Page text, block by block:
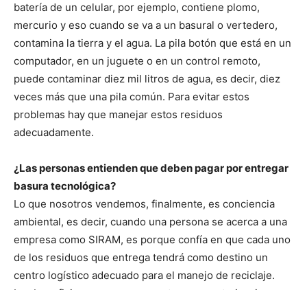
batería de un celular, por ejemplo, contiene plomo,
mercurio y eso cuando se va a un basural o vertedero,
contamina la tierra y el agua. La pila botón que está en un
computador, en un juguete o en un control remoto,
puede contaminar diez mil litros de agua, es decir, diez
veces más que una pila común. Para evitar estos
problemas hay que manejar estos residuos
adecuadamente.
¿Las personas entienden que deben pagar por entregar
basura tecnológica?
Lo que nosotros vendemos, finalmente, es conciencia
ambiental, es decir, cuando una persona se acerca a una
empresa como SIRAM, es porque confía en que cada uno
de los residuos que entrega tendrá como destino un
centro logístico adecuado para el manejo de reciclaje.